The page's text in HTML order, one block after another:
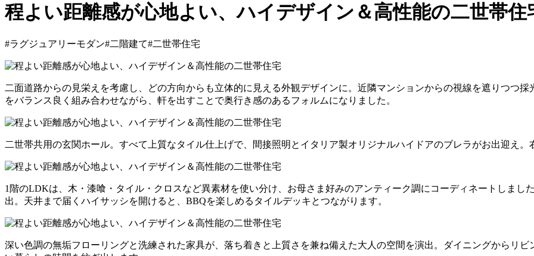
程よい距離感が心地よい、ハイデザイン＆高性能の二世帯住
#ラグジュアリーモダン#二階建て#二世帯住宅
二面道路からの見栄えを考慮し、どの方向からも立体的に見える外観デザインに。近隣マンションからの視線を遮りつつ
をバランス良く組み合わせながら、軒を出すことで奥行き感のあるフォルムになりました。
二世帯共用の玄関ホール。すべて上質なタイル仕上げで、間接照明とイタリア製オリジナルハイドアのブレラがお出迎え
1階のLDKは、木・漆喰・タイル・クロスなど異素材を使い分け、お母さま好みのアンティーク調にコーディネートしまし
出。天井まで届くハイサッシを開けると、BBQを楽しめるタイルデッキとつながります。
深い色調の無垢フローリングと洗練された家具が、落ち着きと上質さを兼ね備えた大人の空間を演出。ダイニングからリ